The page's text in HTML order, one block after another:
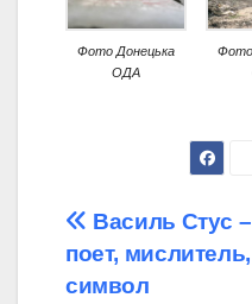
Фото Донецька
ОДА
Фото
Навігація
записів
Василь Стус –
поет, мислитель,
символ